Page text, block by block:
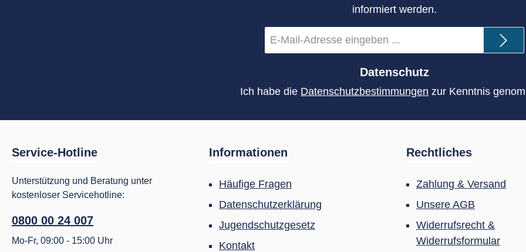
informiert werden.
Mail-
Adresse
Datenschutz
Ich habe die Datenschutzbestimmungen zur Kenntnis
Service-Hotline
Unterstützung und Beratung unter
kostenloser Servicehotline:
0800 00 24 007
Mo-Fr, 09:00 - 15:00 Uhr
Informationen
Häufige Fragen
Datenschutzerklärung
Jugendschutzgesetz
Kontakt
Rechtliches
Zahlung & Versand
Unsere AGB
Widerrufsrecht &
Widerrufsformular